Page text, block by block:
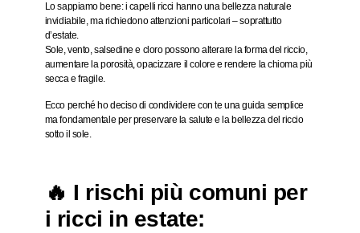
Lo sappiamo bene: i capelli ricci hanno una bellezza naturale
invidiabile, ma richiedono attenzioni particolari – soprattutto
d’estate.
Sole, vento, salsedine e cloro possonoalterare la forma del riccio,
aumentare la porosità, opacizzare il colore e rendere la chioma più
secca e fragile.
Ecco perché ho deciso di condividere con te una guida semplice
ma fondamentale perpreservare la salute e la bellezza del riccio
sotto il sole.
🔥 I rischi più comuni per
i ricci in estate: